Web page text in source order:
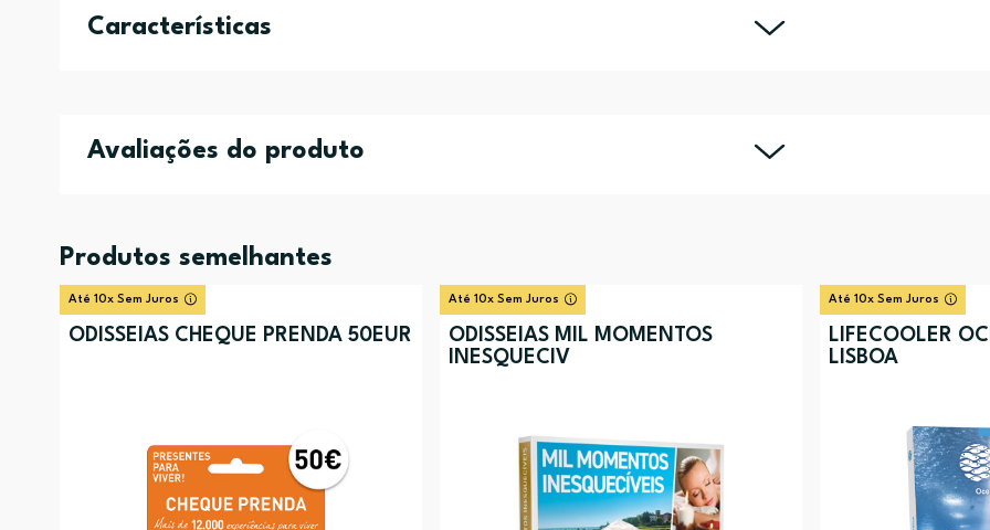
Características
Avaliações do produto
Produtos semelhantes
Até 10x Sem Juros
ODISSEIAS CHEQUE PRENDA 50EUR
Até 10x Sem Juros
ODISSEIAS MIL MOMENTOS
INESQUECIV
Até 10x Sem Juros
LIFECOOLER
LISBOA